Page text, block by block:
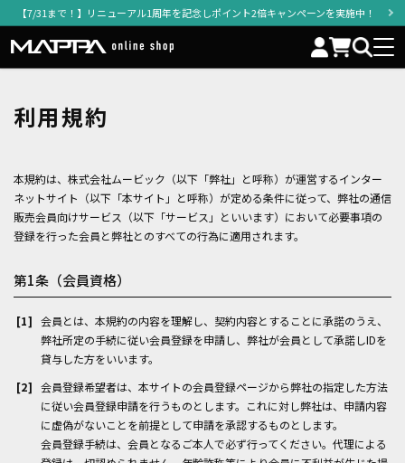
【7/31まで！】リニューアル1周年を記念しポイント2倍キャンペーンを実施中！
利用規約
本規約は、株式会社ムービック（以下「弊社」と呼称）が運営するインター
ネットサイト（以下「本サイト」と呼称）が定める条件に従って、弊社の通信
販売会員向けサービス（以下「サービス」といいます）において必要事項の
登録を行った会員と弊社とのすべての行為に適用されます。
第1条（会員資格）
会員とは、本規約の内容を理解し、契約内容とすることに承諾のうえ、
弊社所定の手続に従い会員登録を申請し、弊社が会員として承諾しIDを
貸与した方をいいます。
会員登録希望者は、本サイトの会員登録ページから弊社の指定した方法
に従い会員登録申請を行うものとします。これに対し弊社は、申請内容
に虚偽がないことを前提として申請を承認するものとします。
会員登録手続は、会員となるご本人で必ず行ってください。代理による